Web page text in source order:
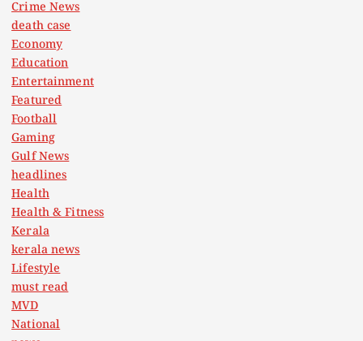
Crime News
death case
Economy
Education
Entertainment
Featured
Football
Gaming
Gulf News
headlines
Health
Health & Fitness
Kerala
kerala news
Lifestyle
must read
MVD
National